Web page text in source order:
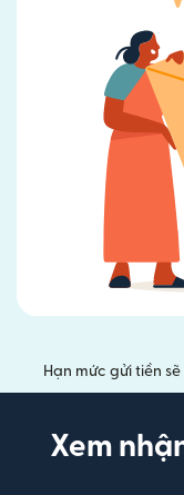
Hạn mức gửi tiền
Xem